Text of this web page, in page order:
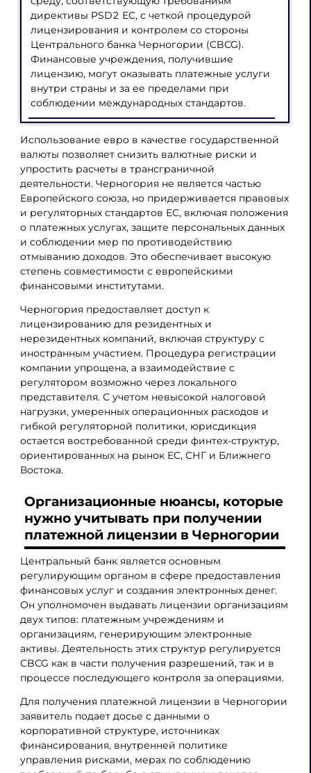
директивы PSD2 ЕС, с четкой процедурой
лицензирования и контролем со стороны
Центрального банка Черногории (CBCG).
Финансовые учреждения, получившие
лицензию, могут оказывать платежные услуги
внутри страны и за ее пределами при
соблюдении международных стандартов.
Использование евро в качестве государственной
валюты позволяет снизить валютные риски и
упростить расчеты в трансграничной
деятельности. Черногория не является частью
Европейского союза, но придерживается правовых
и регуляторных стандартов ЕС, включая положения
о платежных услугах, защите персональных данных
и соблюдении мер по противодействию
отмыванию доходов. Это обеспечивает высокую
степень совместимости с европейскими
финансовыми институтами.
Черногория предоставляет доступ к
лицензированию для резидентных и
нерезидентных компаний, включая структуру с
иностранным участием. Процедура регистрации
компании упрощена, а взаимодействие с
регулятором возможно через локального
представителя. С учетом невысокой налоговой
нагрузки, умеренных операционных расходов и
гибкой регуляторной политики, юрисдикция
остается востребованной среди финтех-структур,
ориентированных на рынок ЕС, СНГ и Ближнего
Востока.
Организационные нюансы, которые
нужно учитывать при получении
платежной лицензии в Черногории
Центральный банк является основным
регулирующим органом в сфере предоставления
финансовых услуг и создания электронных денег.
Он уполномочен выдавать лицензии организациям
двух типов: платежным учреждениям и
организациям, генерирующим электронные
активы. Деятельность этих структур регулируется
CBCG как в части получения разрешений, так и в
процессе последующего контроля за операциями.
Для получения платежной лицензии в Черногории
заявитель подает досье с данными о
корпоративной структуре, источниках
финансирования, внутренней политике
управления рисками, мерах по соблюдению